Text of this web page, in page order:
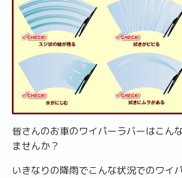
皆さんのお車のワイパーラバーはこん
ませんか？
いきなりの降雨でこんな状況でのワイ